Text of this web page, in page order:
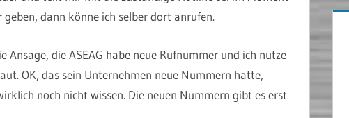
dann könne ich selber dort anrufen.
Ansage, die ASEAG habe neue Rufnummer und ich nutze
OK, das sein Unternehmen neue Nummern hatte,
noch nicht wissen. Die neuen Nummern gibt es erst